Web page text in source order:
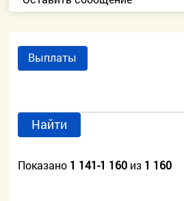
Выплаты
Найти
Показано 1 141-1 160 из 1 160